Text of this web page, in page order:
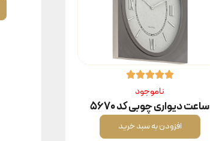
ناموجود
ساعت دیواری چوبی کد ۵۶۷۰
افزودن به سبد خرید